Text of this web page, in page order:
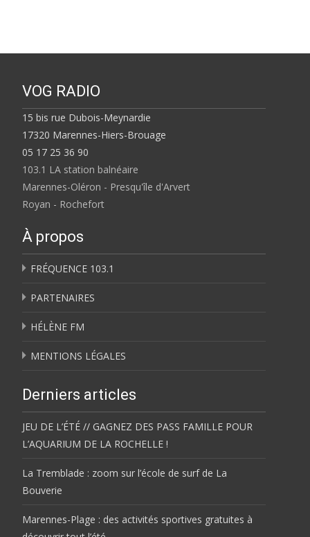
VOG RADIO
15 bis rue Dubois-Meynardie
17320 Marennes-Hiers-Brouage
05 17 25 36 90
103.1 LA station balnéaire
Marennes-Oléron - Presqu'île d'Arvert
Royan - Rochefort
À propos
FRÉQUENCE 103.1
PARTENAIRES
HÉLÈNE FM
MENTIONS LÉGALES
Derniers articles
JEU DE L’ÉTÉ // GAGNEZ DES PASS FAMILLE POUR
L’AQUARIUM DE LA ROCHELLE !
La Tremblade : zoom sur l’école de surf de La
Bouverie
Marennes-Plage : des activités sportives gratuites à